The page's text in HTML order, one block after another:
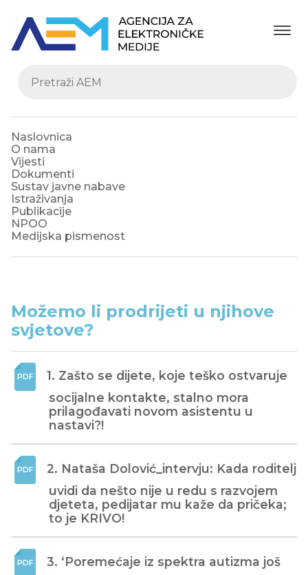
Naslovnica
O nama
Vijesti
Dokumenti
Sustav javne nabave
Istraživanja
Publikacije
NPOO
Medijska pismenost
Možemo li prodrijeti u njihove
svjetove?
1. Zašto se dijete, koje teško ostvaruje
socijalne kontakte, stalno mora
prilagođavati novom asistentu u
nastavi?!
2. Nataša Dolović_intervju: Kada roditelj
uvidi da nešto nije u redu s razvojem
djeteta, pedijatar mu kaže da pričeka;
to je KRIVO!
3. ‘Poremećaje iz spektra autizma još